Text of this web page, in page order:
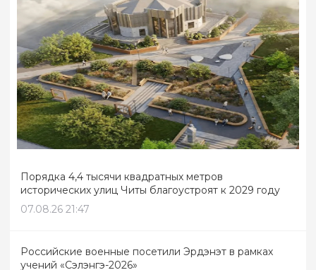
Порядка 4,4 тысячи квадратных метров
исторических улиц Читы благоустроят к 2029 году
07.08.26 21:47
Российские военные посетили Эрдэнэт в рамках
учений «Сэлэнгэ-2026»